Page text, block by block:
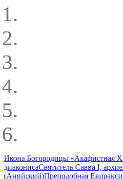
Икона Богородицы «Акафистная
диаконисаСвятитель Савва I,
(Анийский)Преподобная